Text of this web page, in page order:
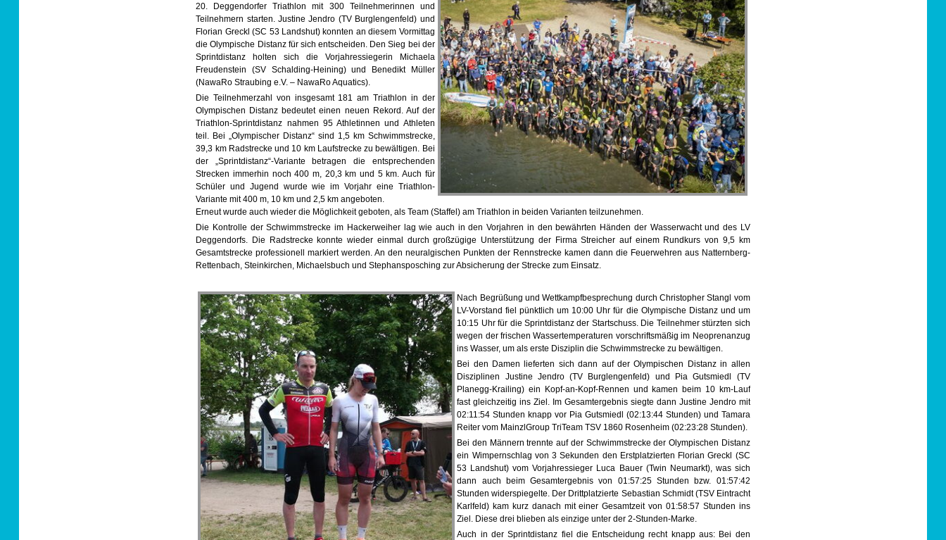
20. Deggendorfer Triathlon mit 300 Teilnehmerinnen und
Teilnehmern starten. Justine Jendro (TV Burglengenfeld) und
Florian Greckl (SC 53 Landshut) konnten an diesem Vormittag
die Olympische Distanz für sich entscheiden. Den Sieg bei der
Sprintdistanz holten sich die Vorjahressiegerin Michaela
Freudenstein (SV Schalding-Heining) und Benedikt Müller
(NawaRo Straubing e.V. – NawaRo Aquatics).
Die Teilnehmerzahl von insgesamt 181 am Triathlon in der
Olympischen Distanz bedeutet einen neuen Rekord. Auf der
Triathlon-Sprintdistanz nahmen 95 Athletinnen und Athleten
teil. Bei „Olympischer Distanz“ sind 1,5 km Schwimmstrecke,
39,3 km Radstrecke und 10 km Laufstrecke zu bewältigen. Bei
der „Sprintdistanz“-Variante betragen die entsprechenden
Strecken immerhin noch 400 m, 20,3 km und 5 km. Auch für
Schüler und Jugend wurde wie im Vorjahr eine Triathlon-
Variante mit 400 m, 10 km und 2,5 km angeboten.
Erneut wurde auch wieder die Möglichkeit geboten, als Team (Staffel) am Triathlon in beiden Varianten teilzunehmen.
Die Kontrolle der Schwimmstrecke im Hackerweiher lag wie auch in den Vorjahren in den bewährten Händen der Wasserwacht und des LV
Deggendorfs. Die Radstrecke konnte wieder einmal durch großzügige Unterstützung der Firma Streicher auf einem Rundkurs von 9,5 km
Gesamtstrecke professionell markiert werden. An den neuralgischen Punkten der Rennstrecke kamen dann die Feuerwehren aus Natternberg-
Rettenbach, Steinkirchen, Michaelsbuch und Stephansposching zur Absicherung der Strecke zum Einsatz.
Nach Begrüßung und Wettkampfbesprechung durch Christopher Stangl vom
LV-Vorstand fiel pünktlich um 10:00 Uhr für die Olympische Distanz und um
10:15 Uhr für die Sprintdistanz der Startschuss. Die Teilnehmer stürzten sich
wegen der frischen Wassertemperaturen vorschriftsmäßig im Neoprenanzug
ins Wasser, um als erste Disziplin die Schwimmstrecke zu bewältigen.
Bei den Damen lieferten sich dann auf der Olympischen Distanz in allen
Disziplinen Justine Jendro (TV Burglengenfeld) und Pia Gutsmiedl (TV
Planegg-Krailing) ein Kopf-an-Kopf-Rennen und kamen beim 10 km-Lauf
fast gleichzeitig ins Ziel. Im Gesamtergebnis siegte dann Justine Jendro mit
02:11:54 Stunden knapp vor Pia Gutsmiedl (02:13:44 Stunden) und Tamara
Reiter vom MainzlGroup TriTeam TSV 1860 Rosenheim (02:23:28 Stunden).
Bei den Männern trennte auf der Schwimmstrecke der Olympischen Distanz
ein Wimpernschlag von 3 Sekunden den Erstplatzierten Florian Greckl (SC
53 Landshut) vom Vorjahressieger Luca Bauer (Twin Neumarkt), was sich
dann auch beim Gesamtergebnis von 01:57:25 Stunden bzw. 01:57:42
Stunden widerspiegelte. Der Drittplatzierte Sebastian Schmidt (TSV Eintracht
Karlfeld) kam kurz danach mit einer Gesamtzeit von 01:58:57 Stunden ins
Ziel. Diese drei blieben als einzige unter der 2-Stunden-Marke.
Auch in der Sprintdistanz fiel die Entscheidung recht knapp aus: Bei den